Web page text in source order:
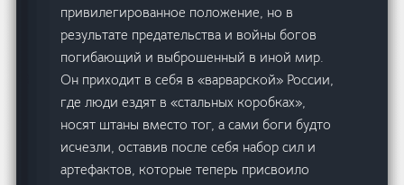
привилегированное положение, но в
результате предательства и войны богов
погибающий и выброшенный в иной мир.
Он приходит в себя в «варварской» России,
где люди ездят в «стальных коробках»,
носят штаны вместо тог, а сами боги будто
исчезли, оставив после себя набор сил и
артефактов, которые теперь присвоило